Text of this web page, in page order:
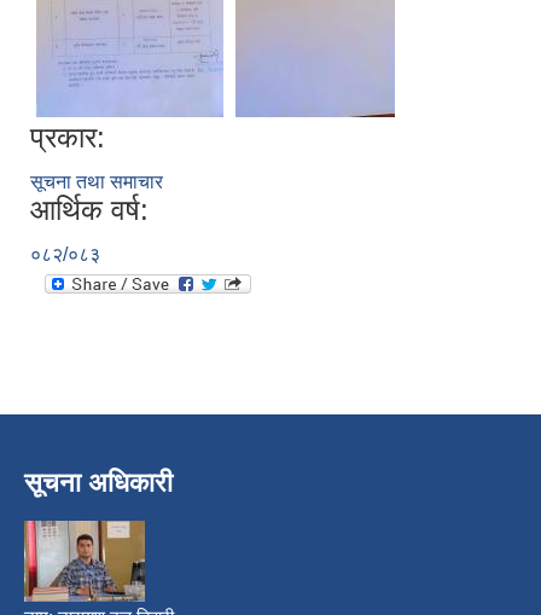
प्रकार:
सूचना तथा समाचार
आर्थिक वर्ष:
०८२/०८३
सूचना अधिकारी